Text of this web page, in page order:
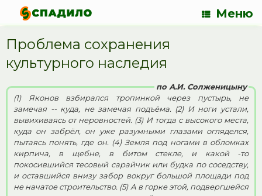
Меню
Проблема сохранения
культурного наследия
по А.И. Солженицыну
(1) Яконов взбирался тропинкой через пустырь, не
замечая -- куда, не замечая подъёма. (2) И ноги устали,
вывихиваясь от неровностей. (3) И тогда с высокого места,
куда он забрёл, он уже разумными глазами огляделся,
пытаясь понять, где он. (4) Земля под ногами в обломках
кирпича, в щебне, в битом стекле, и какой -то
покосившийся тесовый сарайчик или будка по соседству,
и оставшийся внизу забор вокруг большой площади под
не начатое строительство. (5) А в горке этой, подвергшейся